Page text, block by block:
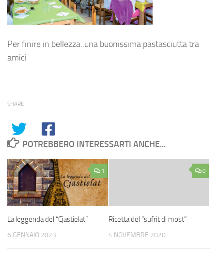
Per finire in bellezza..una buonissima pastasciutta tra
amici
SHARE
POTREBBERO INTERESSARTI ANCHE...
1
La leggenda del “Cjastielat”
6 GENNAIO 2023
0
Ricetta del “sufrit di most”
4 NOVEMBRE 2020